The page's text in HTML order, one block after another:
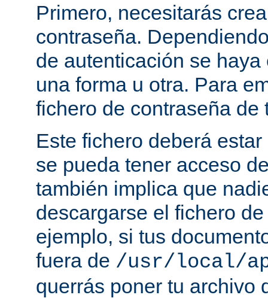
Primero, necesitarás
contraseña.
de autenticación se
una forma u otra. Para
fichero de contraseña de
Este fichero deberá
se pueda tener acceso
también implica que
descargarse el fichero
ejemplo, si tus
fuera de /usr/local/
querrás poner tu archivo